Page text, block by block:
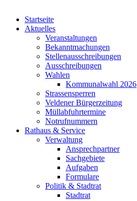
Startseite
Aktuelles
Veranstaltungen
Bekanntmachungen
Stellenausschreibungen
Ausschreibungen
Wahlen
Kommunalwahl 2026
Strassensperren
Veldener Bürgerzeitung
Müllabfuhrtermine
Notrufnummern
Rathaus & Service
Verwaltung
Ansprechpartner
Sachgebiete
Aufgaben
Formulare
Politik & Stadtrat
Stadtrat